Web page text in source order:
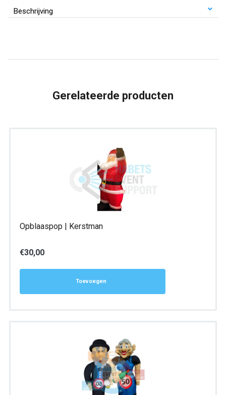
vrouw
|
Beschrijving
Gerelateerde producten
Opblaaspop | Kerstman
€30,00
Toevoegen